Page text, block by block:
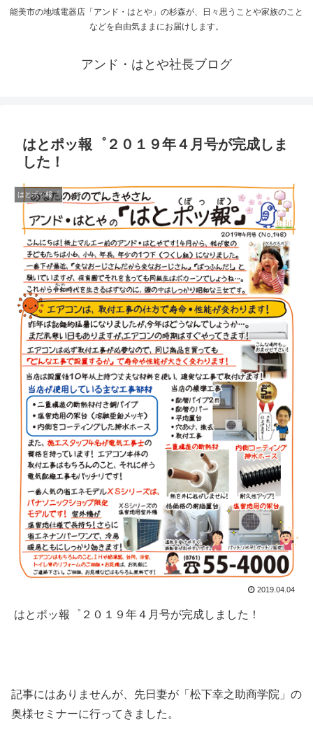
能美市の地域電器店「アンド・はとや」の杉森が、日々思うことや家族のこと
などを自由気ままにお届けします。
アンド・はとや社長ブログ
はとポッ報゜２０１９年４月号が完成しま
した！
はとポッ報゜
2019.04.04
はとポッ報゜２０１９年４月号が完成しました！
記事にはありませんが、先日妻が「松下幸之助商学院」の
奥様セミナーに行ってきました。